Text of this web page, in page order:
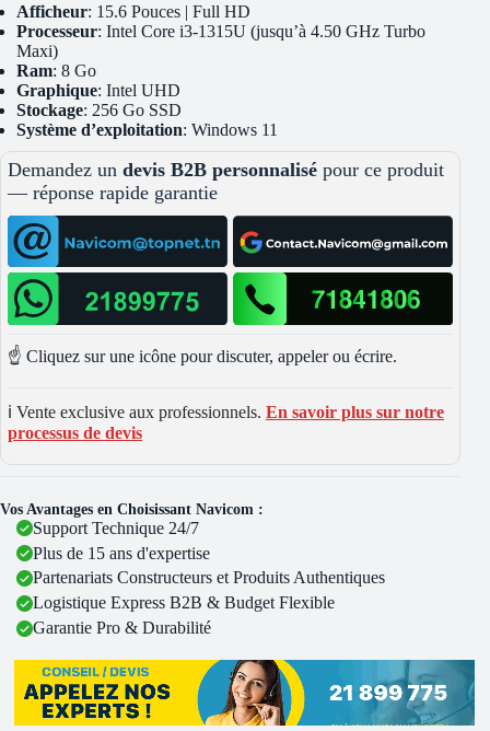
Afficheur: 15.6 Pouces | Full HD
Processeur: Intel Core i3-1315U (jusqu’à 4.50 GHz Turbo
Maxi)
Ram: 8 Go
Graphique: Intel UHD
Stockage: 256 Go SSD
Système d’exploitation: Windows 11
Demandez un devis B2B personnalisé pour ce produit
— réponse rapide garantie
☝️ Cliquez sur une icône pour discuter, appeler ou écrire.
ℹ️ Vente exclusive aux professionnels. En savoir plus sur notre
processus de devis
Vos Avantages en Choisissant Navicom :
Support Technique 24/7
Plus de 15 ans d'expertise
Partenariats Constructeurs et Produits Authentiques
Logistique Express B2B & Budget Flexible
Garantie Pro & Durabilité